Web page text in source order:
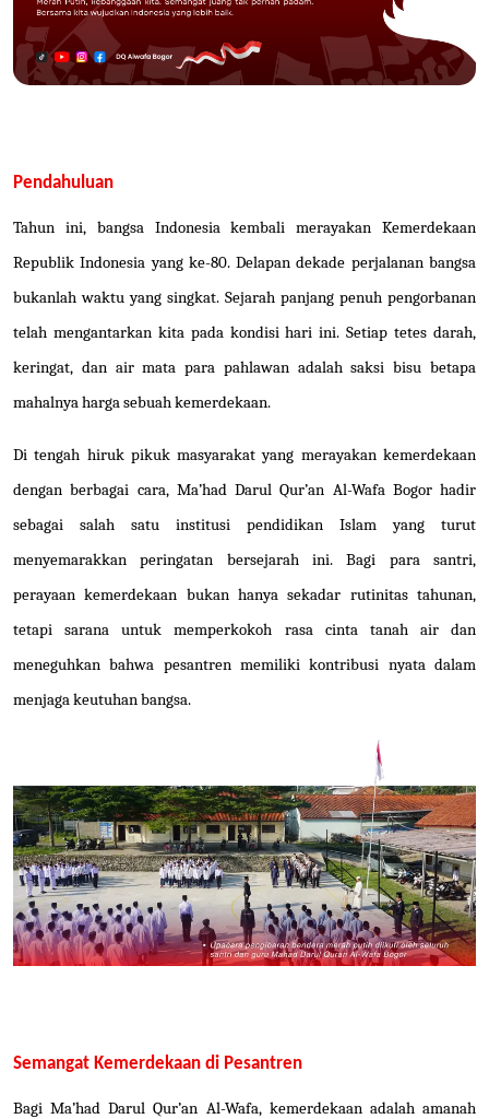
Pendahuluan
Tahun ini, bangsa Indonesia kembali merayakan Kemerdekaan
Republik Indonesia yang ke-80. Delapan dekade perjalanan bangsa
bukanlah waktu yang singkat. Sejarah panjang penuh pengorbanan
telah mengantarkan kita pada kondisi hari ini. Setiap tetes darah,
keringat, dan air mata para pahlawan adalah saksi bisu betapa
mahalnya harga sebuah kemerdekaan.
Di tengah hiruk pikuk masyarakat yang merayakan kemerdekaan
dengan berbagai cara, Ma’had Darul Qur’an Al-Wafa Bogor hadir
sebagai salah satu institusi pendidikan Islam yang turut
menyemarakkan peringatan bersejarah ini. Bagi para santri,
perayaan kemerdekaan bukan hanya sekadar rutinitas tahunan,
tetapi sarana untuk memperkokoh rasa cinta tanah air dan
meneguhkan bahwa pesantren memiliki kontribusi nyata dalam
menjaga keutuhan bangsa.
Semangat Kemerdekaan di Pesantren
Bagi Ma’had Darul Qur’an Al-Wafa, kemerdekaan adalah amanah